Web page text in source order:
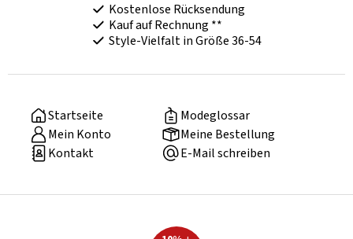
Kostenlose Rücksendung
Kauf auf Rechnung **
Style-Vielfalt in Größe 36-54
Startseite
Modeglossar
Mein Konto
Meine Bestellung
Kontakt
E-Mail schreiben